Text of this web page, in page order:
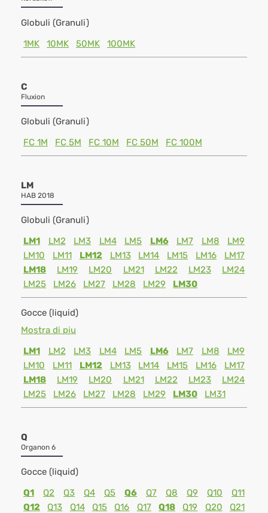
Globuli (Granuli)
1MK
10MK 50MK 100MK
C
Fluxion
Globuli (Granuli)
FC 1M
FC 5M FC 10M FC 50M FC 100M
LM
HAB 2018
Globuli (Granuli)
LM1
LM2 LM3 LM4 LM5 LM6 LM7 LM8
LM9
LM10
LM11 LM12 LM13 LM14 LM15 LM16
LM17
LM18
LM19 LM20 LM21 LM22 LM23
LM24
LM25
LM26 LM27 LM28 LM29 LM30
Gocce (liquid)
Mostra di piu
LM1
LM2 LM3 LM4 LM5 LM6 LM7 LM8
LM9
LM10
LM11 LM12 LM13 LM14 LM15 LM16
LM17
LM18
LM19 LM20 LM21 LM22 LM23
LM24
LM25
LM26 LM27 LM28 LM29 LM30 LM31
Q
Organon 6
Gocce (liquid)
Q1
Q2 Q3 Q4 Q5 Q6 Q7 Q8 Q9 Q10
Q11
Q12
Q13 Q14 Q15 Q16 Q17 Q18 Q19 Q20
Q21